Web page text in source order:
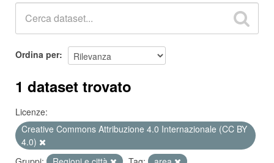
Ordina per
1 dataset trovato
Licenze:
Creative Commons Attribuzione 4.0 Internazionale (CC BY
4.0)